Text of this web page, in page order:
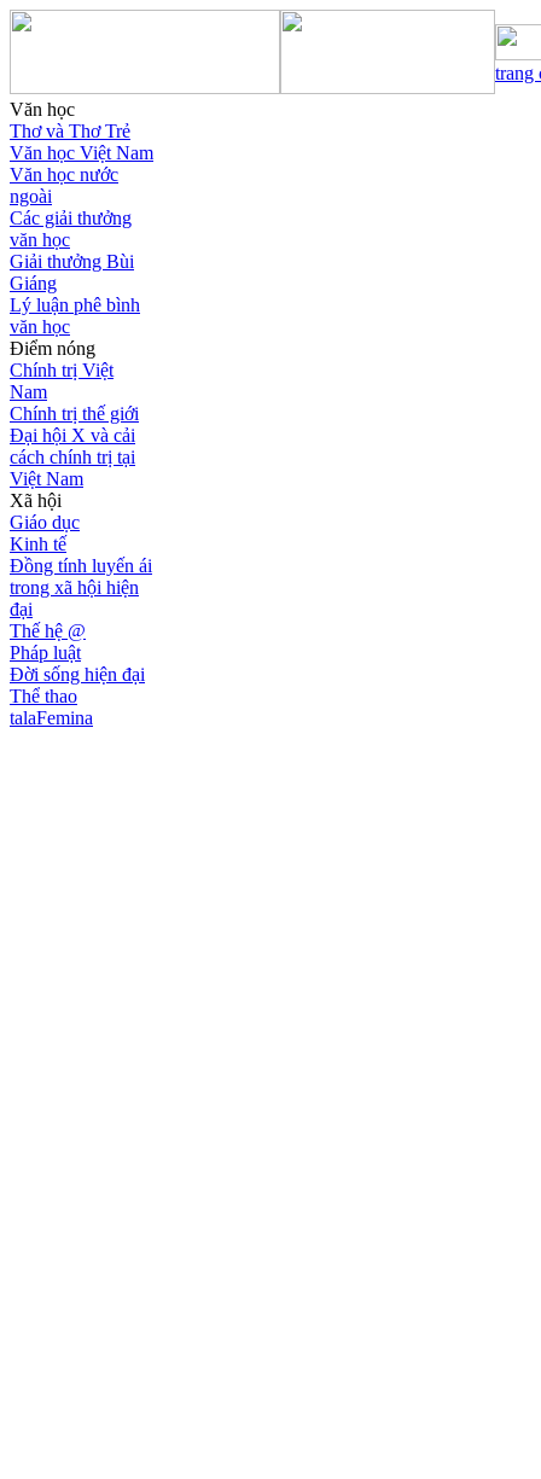
trang
Văn học
Thơ và Thơ Trẻ
Văn học Việt Nam
Văn học nước
ngoài
Các giải thưởng
văn học
Giải thưởng Bùi
Giáng
Lý luận phê bình
văn học
Điểm nóng
Chính trị Việt
Nam
Chính trị thế giới
Đại hội X và cải
cách chính trị tại
Việt Nam
Xã hội
Giáo dục
Kinh tế
Đồng tính luyến ái
trong xã hội hiện
đại
Thế hệ @
Pháp luật
Đời sống hiện đại
Thể thao
talaFemina